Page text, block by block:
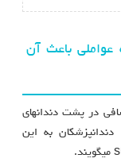
باعث آن
در پشت دندانهای
به این